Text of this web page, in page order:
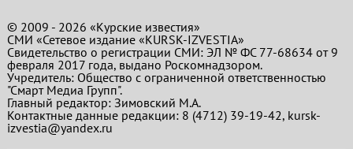
© 2009 - 2026 «Курские известия»
СМИ «Сетевое издание «KURSK-IZVESTIA»
Свидетельство о регистрации СМИ: ЭЛ № ФС 77-68634 от 9
февраля 2017 года, выдано Роскомнадзором.
Учредитель: Общество с ограниченной ответственностью
"Смарт Медиа Групп".
Главный редактор:Зимовский М.А.
Контактные данные редакции: 8 (4712) 39-19-42, kursk-
izvestia@yandex.ru